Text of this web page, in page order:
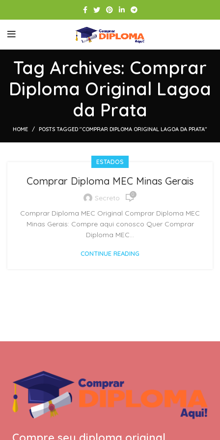
Tag Archives: Comprar
Diploma Original Lagoa
da Prata
HOME POSTS TAGGED "COMPRAR DIPLOMA ORIGINAL LAGOA DA PRATA"
ESTADOS
Comprar Diploma MEC Minas Gerais
Secreto 0
Comprar Diploma MEC Original Comprar Diploma MEC
Minas Gerais: Compre aqui conosco Quer Comprar
Diploma MEC...
CONTINUE READING